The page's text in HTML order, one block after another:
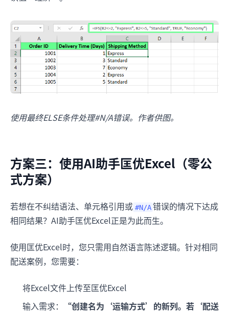
使用最终ELSE条件处理#N/A错误。作者供图。
方案三：使用AI助手匡优Excel（零公
式方案）
若想在不纠结语法、单元格引用或 #N/A 错误的情况下达成
相同结果？AI助手匡优Excel正是为此而生。
使用匡优Excel时，您只需用自然语言陈述逻辑。针对相同
配送案例，您需要：
将Excel文件上传至匡优Excel
输入需求：
“创建名为‘运输方式’的新列。若‘配送